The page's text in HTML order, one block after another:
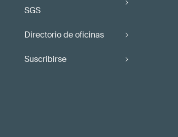
SGS
Directorio de oficinas
Suscribirse